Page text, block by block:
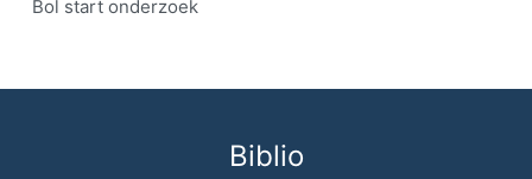
Bol start onderzoek
Biblio